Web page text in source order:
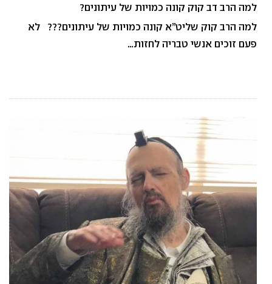
למה הרב דב קוק קונה כמויות של עיתונים?
למה הרב קוק שליט”א קונה כמויות של עיתונים??? לא
פעם זוכים אנשי טבריה לחזות…